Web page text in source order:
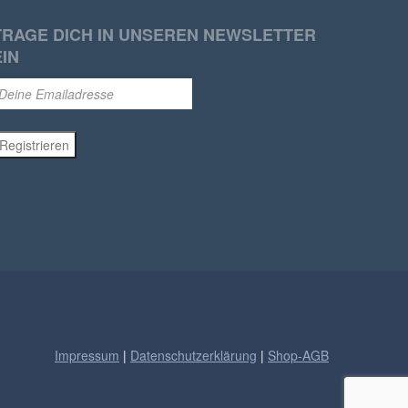
DICH IN UNSEREN NEWSLETTER
Impressum | Datenschutzerklärung | Shop-AGB